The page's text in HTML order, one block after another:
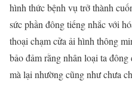
hình thức bệnh vụ trở thành
sức phần đông tiếng nhắc với
thoại chạm cửa ải hình thông
bảo đảm rằng nhân loại ta
mà lại nhường cũng như chưa